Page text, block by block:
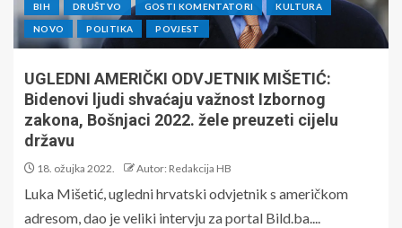
BIH DRUŠTVO GOSTI KOMENTATORI KULTURA
NOVO POLITIKA POVJEST
UGLEDNI AMERIČKI ODVJETNIK MIŠETIĆ:
Bidenovi ljudi shvaćaju važnost Izbornog
zakona, Bošnjaci 2022. žele preuzeti cijelu
državu
18. ožujka 2022. Autor: Redakcija HB
Luka Mišetić, ugledni hrvatski odvjetnik s američkom
adresom, dao je veliki intervju za portal Bild.ba....